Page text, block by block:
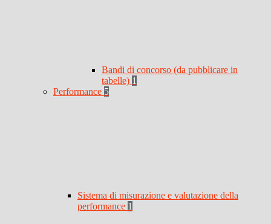
Bandi di concorso (da pubblicare in
tabelle) 1
Performance 5
Sistema di misurazione e valutazione della
performance 1